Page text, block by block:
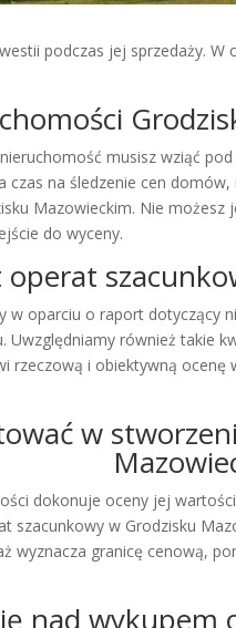
podczas jej sprzedaży.
musisz wziąć
na śledzenie cen
Mazowieckim. Nie
do wyceny.
operat
oparciu o raport dotyczący
Uwzględniamy również takie
rzeczową i obiektywną
w
dokonuje oceny jej
szacunkowy w Grodzisku
wyznacza granicę cenową,
nad